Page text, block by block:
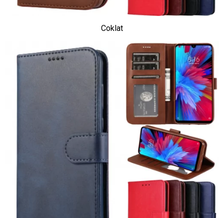
Coklat